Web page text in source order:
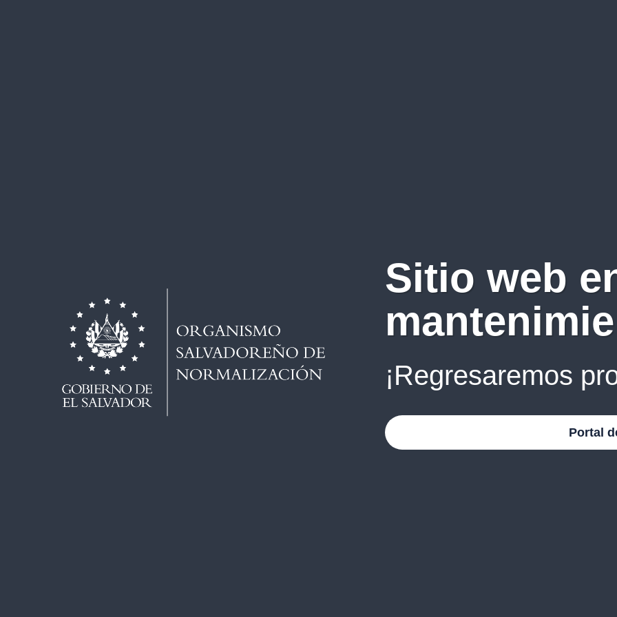
Sitio web
¡Regresaremos
Portal